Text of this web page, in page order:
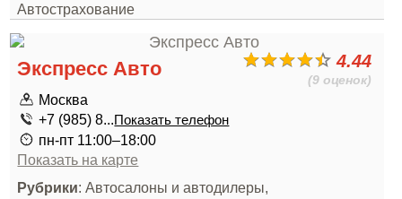
Автострахование
4.44
(9 оценок)
Экспресс Авто
Москва
+7 (985) 8...Показать телефон
пн-пт 11:00–18:00
Показать на карте
Рубрики: Автосалоны и автодилеры,